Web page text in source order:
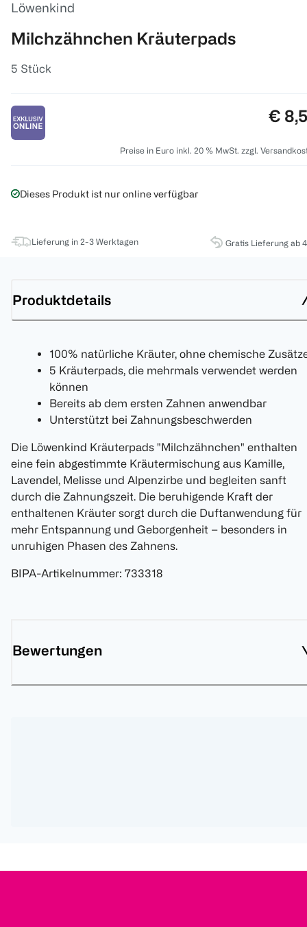
Löwenkind
Milchzähnchen Kräuterpads
5 Stück
€
Preise in Euro inkl. 20 % MwSt. zzgl.
Dieses Produkt ist nur online verfügbar
Lieferung in 2-3 Werktagen Gratis Lieferung ab
Produktdetails
100% natürliche Kräuter, ohne chemische
5 Kräuterpads, die mehrmals verwendet werden
können
Bereits ab dem ersten Zahnen anwendbar
Unterstützt bei Zahnungsbeschwerden
Die Löwenkind Kräuterpads "Milchzähnchen" enthalten
eine fein abgestimmte Kräutermischung aus Kamille,
Lavendel, Melisse und Alpenzirbe und begleiten sanft
durch die Zahnungszeit. Die beruhigende Kraft der
enthaltenen Kräuter sorgt durch die Duftanwendung für
mehr Entspannung und Geborgenheit – besonders in
unruhigen Phasen des Zahnens.
BIPA-Artikelnummer: 733318
Bewertungen